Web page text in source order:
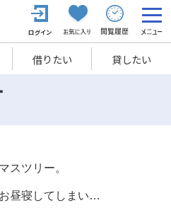
借りたい 貸したい
スツリー。
昼寝してしまい…